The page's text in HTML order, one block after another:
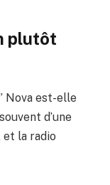
plutôt
Nova est-elle
d’une
et la radio